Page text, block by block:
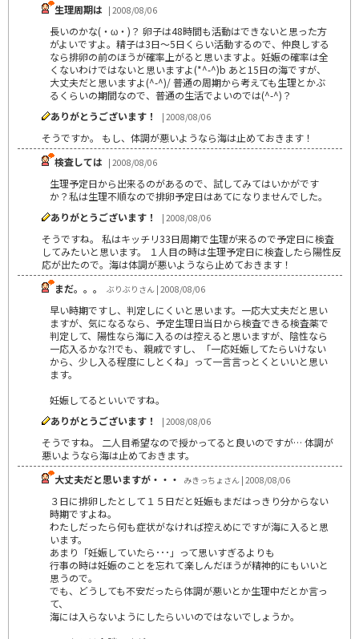
生理周期は | 2008/08/06
長いのかな(・ω・)？ 卵子は48時間も活動はできないと思った方
がよいですよ。精子は3日～5日くらい活動するので、仲良しする
なら排卵の前のほうが確率上がると思いますよ。妊娠の確率は全
くないわけではないと思いますよ(*^-^)b あと15日の海ですが、
大丈夫だと思いますよ(^-^)/ 普通の周期から考えても生理とかぶ
るくらいの期間なので、普通の生活でよいのでは(^-^)？
ありがとうございます！
| 2008/08/06
そうですか。 もし、体調が悪いようなら海は止めておきます！
検査しては | 2008/08/06
生理予定日から出来るのがあるので、試してみてはいかがです
か？私は生理不順なので排卵予定日はあてになりませんでした。
ありがとうございます！
| 2008/08/06
そうですね。 私はキッチリ33日周期で生理が来るので予定日に検査
してみたいと思います。 １人目の時は生理予定日に検査したら陽性反
応が出たので。海は体調が悪いようなら止めておきます！
まだ。。。
ぶりぶりさん | 2008/08/06
早い時期ですし、判定しにくいと思います。一応大丈夫だと思い
ますが、気になるなら、予定生理日当日から検査できる検査薬で
判定して、陽性なら海に入るのは控えると思いますが、陰性なら
一応入るかな?!でも、親戚ですし、「一応妊娠してたらいけない
から、少し入る程度にしとくね」って一言言っとくといいと思い
ます。
妊娠してるといいですね。
ありがとうございます！
| 2008/08/06
そうですね。 二人目希望なので授かってると良いのですが… 体調が
悪いようなら海は止めておきます。
大丈夫だと思いますが・・・
みきっちょさん | 2008/08/06
３日に排卵したとして１５日だと妊娠もまだはっきり分からない
時期ですよね。
わたしだったら何も症状がなければ控えめにですが海に入ると思
います。
あまり「妊娠していたら･･･」って思いすぎるよりも
行事の時は妊娠のことを忘れて楽しんだほうが精神的にもいいと
思うので。
でも、どうしても不安だったら体調が悪いとか生理中だとか言っ
て、
海には入らないようにしたらいいのではないでしょうか。